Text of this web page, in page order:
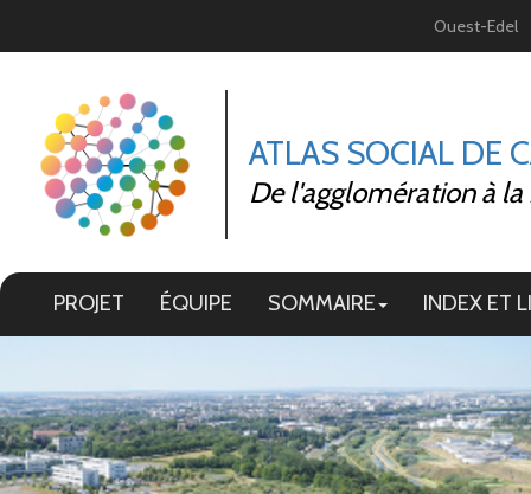
Ouest-Edel
ATLAS SOCIAL DE
De l'agglomération à
PROJET ÉQUIPE SOMMAIRE INDEX ET